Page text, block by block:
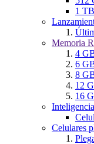
1 TB
Memoria
4
6
8
12
16
Celulares